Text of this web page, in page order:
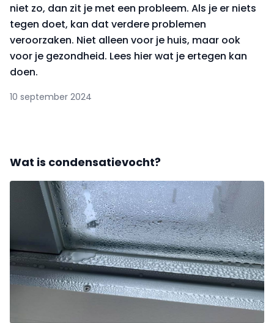
niet zo, dan zit je met een probleem. Als je er niets
tegen doet, kan dat verdere problemen
veroorzaken. Niet alleen voor je huis, maar ook
voor je gezondheid. Lees hier wat je ertegen kan
doen.
10 september 2024
Wat is condensatievocht?